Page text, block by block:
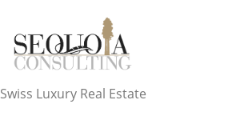
Swiss Luxury Real Estate